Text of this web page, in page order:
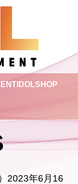
IDOLSHOP
2023年6月16